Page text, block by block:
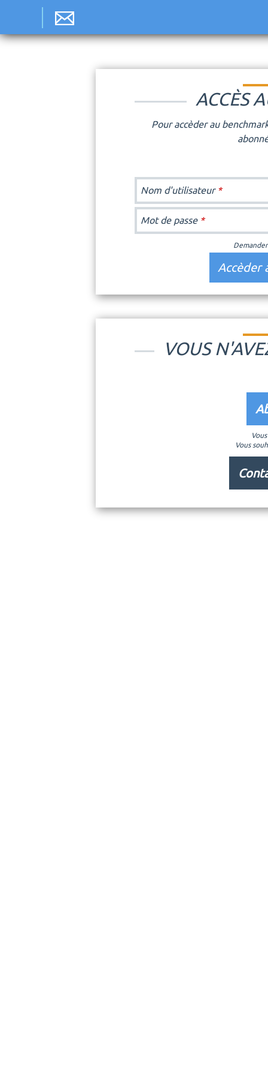
ACCÈS
Pour accèder au
Nom d'utilisateur *
Mot de passe *
VOUS
Vous